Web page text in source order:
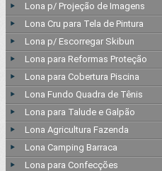
Lona p/ Projeção de Imagens
Lona Cru para Tela de Pintura
Lona p/ Escorregar Skibun
Lona para Reformas Proteção
Lona para Cobertura Piscina
Lona Fundo Quadra de Tênis
Lona para Talude e Galpão
Lona Agricultura Fazenda
Lona Camping Barraca
Lona para Confecções